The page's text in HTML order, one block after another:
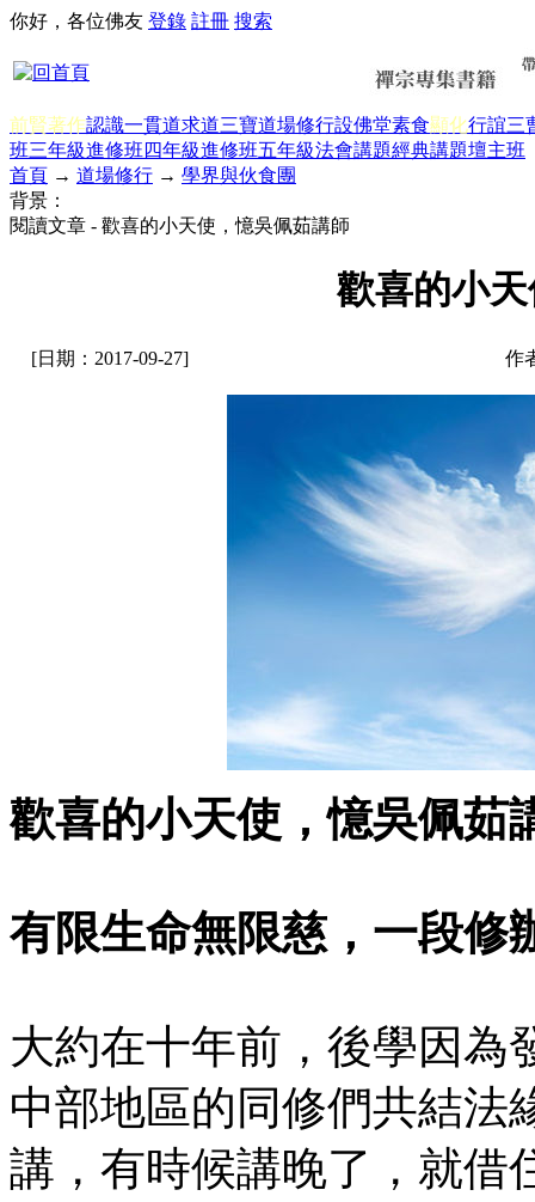
你好，各位佛友 登錄 註冊 搜索
前賢著作認識一貫道求道三寶道場修行設佛堂素食顯化行誼三
班三年級進修班四年級進修班五年級法會講題經典講題壇主班
首頁 → 道場修行 → 學界與伙食團
背景：
閱讀文章 - 歡喜的小天使，憶吳佩茹講師
歡喜的小
[日期：2017-09-27] 作
歡喜的小天使，憶吳佩茹
有限生命無限慈，一段修
大約在十年前，後學因為
中部地區的同修們共結法
講，有時候講晚了，就借